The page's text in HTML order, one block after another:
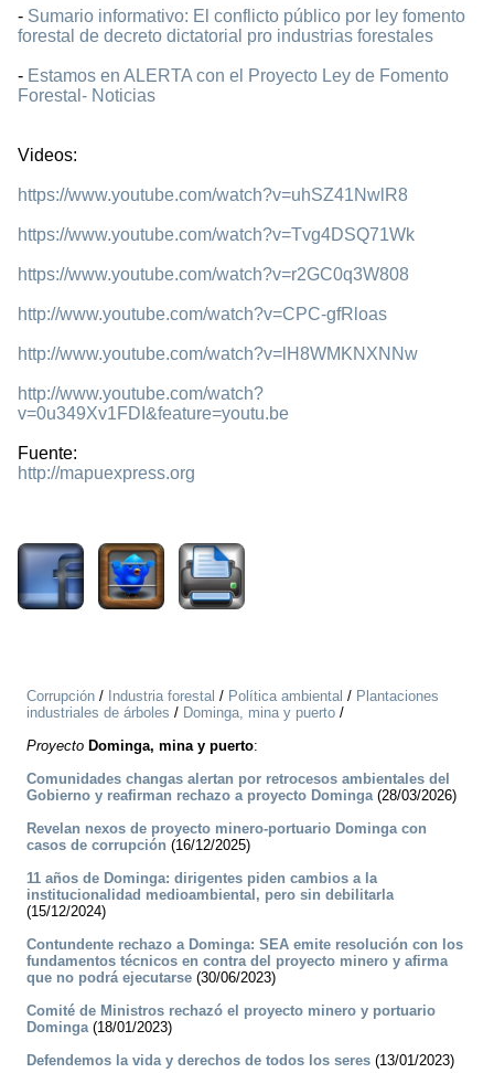
- Sumario informativo: El conflicto público por ley fomento
forestal de decreto dictatorial pro industrias forestales
- Estamos en ALERTA con el Proyecto Ley de Fomento
Forestal- Noticias
Videos:
https://www.youtube.com/watch?v=uhSZ41NwlR8
https://www.youtube.com/watch?v=Tvg4DSQ71Wk
https://www.youtube.com/watch?v=r2GC0q3W808
http://www.youtube.com/watch?v=CPC-gfRloas
http://www.youtube.com/watch?v=lH8WMKNXNNw
http://www.youtube.com/watch?
v=0u349Xv1FDI&feature=youtu.be
Fuente:
http://mapuexpress.org
Corrupción / Industria forestal / Política ambiental / Plantaciones
industriales de árboles / Dominga, mina y puerto /
Proyecto Dominga, mina y puerto:
Comunidades changas alertan por retrocesos ambientales del
Gobierno y reafirman rechazo a proyecto Dominga(28/03/2026)
Revelan nexos de proyecto minero-portuario Dominga con
casos de corrupción (16/12/2025)
11 años de Dominga: dirigentes piden cambios a la
institucionalidad medioambiental, pero sin debilitarla
(15/12/2024)
Contundente rechazo a Dominga: SEA emite resolución con los
fundamentos técnicos en contra del proyecto minero y afirma
que no podrá ejecutarse (30/06/2023)
Comité de Ministros rechazó el proyecto minero y portuario
Dominga(18/01/2023)
Defendemos la vida y derechos de todos los seres (13/01/2023)